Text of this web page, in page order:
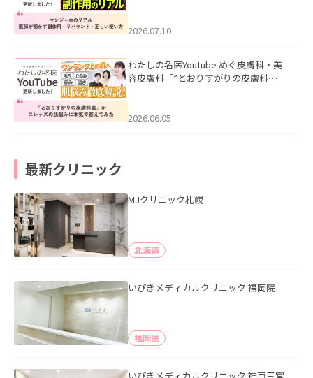
た。
2026.07.10
わたしの名医Youtube めぐ皮膚科・美
容皮膚科「”とおりすがりの皮膚科
2026.06.05
最新クリニック
MJクリニック札幌
北海道
いびきメディカルクリニック 福岡院
福岡県